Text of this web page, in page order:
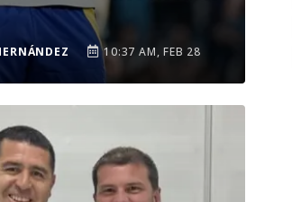
10:37 AM, FEB 28